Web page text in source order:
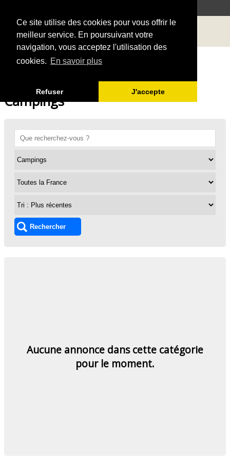
Ce site utilise des cookies pour vous offrir le
meilleur service. En poursuivant votre
navigation, vous acceptez l'utilisation des
cookies. En savoir plus
Refuser J'accepte
Campings
Aucune annonce dans cette catégorie
pour le moment.